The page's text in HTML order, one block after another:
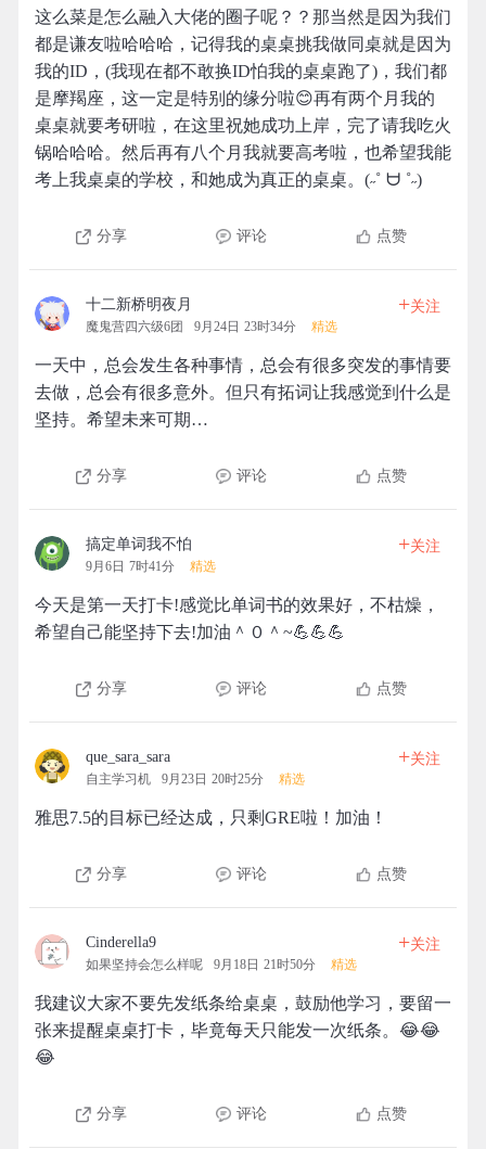
这么菜是怎么融入大佬的圈子呢？？那当然是因为我们
都是谦友啦哈哈哈，记得我的桌桌挑我做同桌就是因为
我的ID，(我现在都不敢换ID怕我的桌桌跑了)，我们都
是摩羯座，这一定是特别的缘分啦😊再有两个月我的
桌桌就要考研啦，在这里祝她成功上岸，完了请我吃火
锅哈哈哈。然后再有八个月我就要高考啦，也希望我能
考上我桌桌的学校，和她成为真正的桌桌。(˶˚ ᗨ ˚˶)
分享 评论 点赞
十二新桥明夜月
魔鬼营四六级6团 9月24日 23时34分 精选
+关注
一天中，总会发生各种事情，总会有很多突发的事情要
去做，总会有很多意外。但只有拓词让我感觉到什么是
坚持。希望未来可期…
分享 评论 点赞
搞定单词我不怕
9月6日 7时41分 精选
+关注
今天是第一天打卡!感觉比单词书的效果好，不枯燥，
希望自己能坚持下去!加油＾０＾~💪💪💪
分享 评论 点赞
que_sara_sara
自主学习机 9月23日 20时25分 精选
+关注
雅思7.5的目标已经达成，只剩GRE啦！加油！
分享 评论 点赞
Cinderella9
如果坚持会怎么样呢 9月18日 21时50分 精选
+关注
我建议大家不要先发纸条给桌桌，鼓励他学习，要留一
张来提醒桌桌打卡，毕竟每天只能发一次纸条。😂😂
😂
分享 评论 点赞